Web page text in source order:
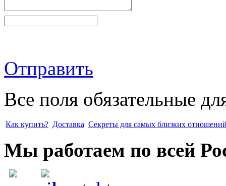
Отправить
Все поля обязательные
Как купить? Доставка Секреты для самых близких
Мы работаем по всей